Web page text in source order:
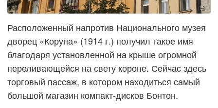
Расположенный напротив Национального музея
дворец «Коруна» (1914 г.) получил такое имя
благодаря установленной на крыше огромной
переливающейся на свету короне. Сейчас здесь
торговый пассаж, в котором находиться самый
большой магазин компакт-дисков Бонтон.